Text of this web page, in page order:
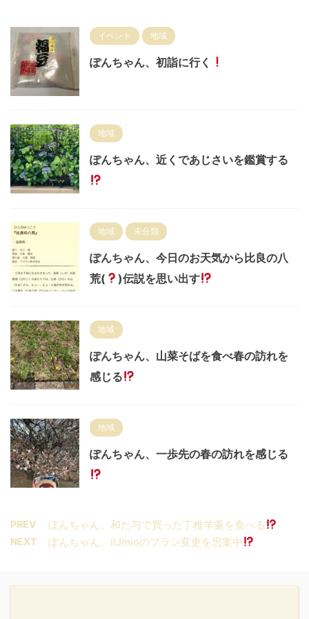
イベント 地域
ぽんちゃん、初詣に行く
地域
ぽんちゃん、近くであじさいを鑑賞する
地域 未分類
ぽんちゃん、今日のお天気から比良の八
荒(
)伝説を思い出す
地域
ぽんちゃん、山菜そばを食べ春の訪れを
感じる
地域
ぽんちゃん、一歩先の春の訪れを感じる
PREV ぽんちゃん、和た与で買った丁稚羊羹を食べる
NEXT ぽんちゃん、IIJmioのプラン変更を思案中